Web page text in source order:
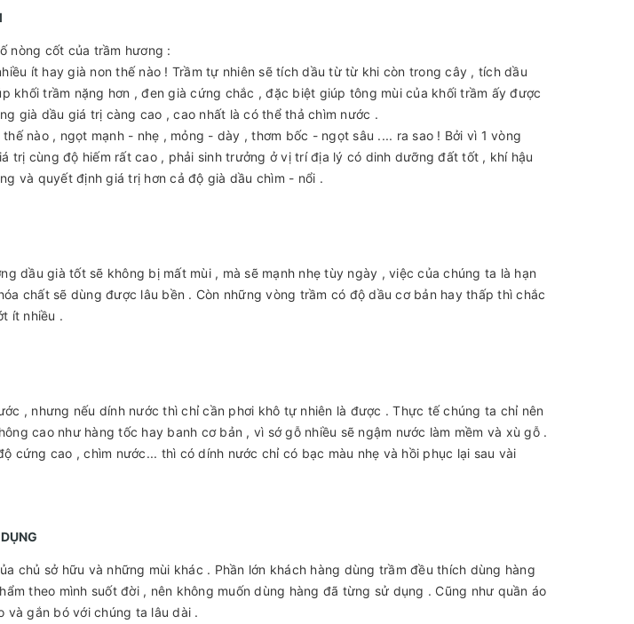
nòng cốt của trầm hương :
ít hay già non thế nào ! Trầm tự nhiên sẽ tích dầu từ từ khi còn trong cây , tích dầu
khối trầm nặng hơn , đen già cứng chắc , đặc biệt giúp tông mùi của khối trầm ấy được
già dầu giá trị càng cao , cao nhất là có thể thả chìm nước .
nào , ngọt mạnh - nhẹ , mỏng - dày , thơm bốc - ngọt sâu .... ra sao ! Bởi vì 1 vòng
trị cùng độ hiếm rất cao , phải sinh trưởng ở vị trí địa lý có dinh dưỡng đất tốt , khí hậu
và quyết định giá trị hơn cả độ già dầu chìm - nổi .
dầu già tốt sẽ không bị mất mùi , mà sẽ mạnh nhẹ tùy ngày , việc của chúng ta là hạn
chất sẽ dùng được lâu bền . Còn những vòng trầm có độ dầu cơ bản hay thấp thì chắc
ít nhiều .
, nhưng nếu dính nước thì chỉ cần phơi khô tự nhiên là được . Thực tế chúng ta chỉ nên
cao như hàng tốc hay banh cơ bản , vì sớ gỗ nhiều sẽ ngậm nước làm mềm và xù gỗ .
cứng cao , chìm nước... thì có dính nước chỉ có bạc màu nhẹ và hồi phục lại sau vài
chủ sở hữu và những mùi khác . Phần lớn khách hàng dùng trầm đều thích dùng hàng
theo mình suốt đời , nên không muốn dùng hàng đã từng sử dụng . Cũng như quần áo
và gắn bó với chúng ta lâu dài .